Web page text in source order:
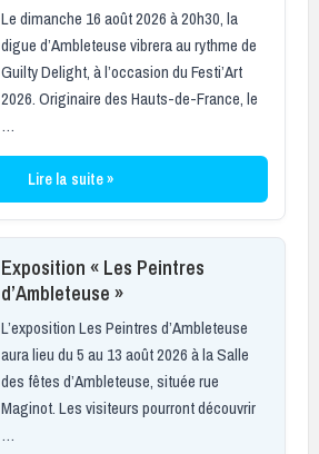
Le dimanche 16 août 2026 à 20h30, la
digue d’Ambleteuse vibrera au rythme de
Guilty Delight, à l’occasion du Festi’Art
2026. Originaire des Hauts-de-France, le
…
Lire la suite »
Exposition « Les Peintres
d’Ambleteuse »
L’exposition Les Peintres d’Ambleteuse
aura lieu du 5 au 13 août 2026 à la Salle
des fêtes d’Ambleteuse, située rue
Maginot. Les visiteurs pourront découvrir
…